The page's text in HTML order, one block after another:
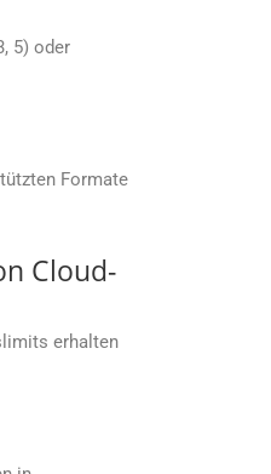
5) oder
Formate
Cloud-
erhalten